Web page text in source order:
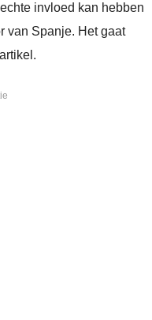
invloed kan hebben
van Spanje. Het gaat